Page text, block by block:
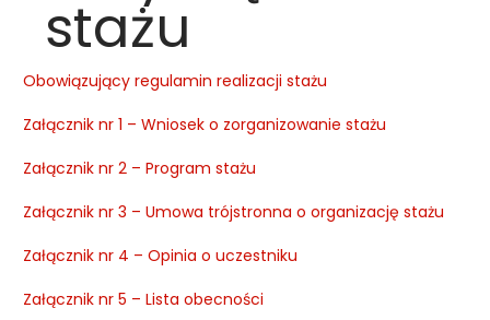
stażu
Obowiązujący regulamin realizacji stażu
Załącznik nr 1 – Wniosek o zorganizowanie stażu
Załącznik nr 2 – Program stażu
Załącznik nr 3 – Umowa trójstronna o organizację stażu
Załącznik nr 4 – Opinia o uczestniku
Załącznik nr 5 – Lista obecności